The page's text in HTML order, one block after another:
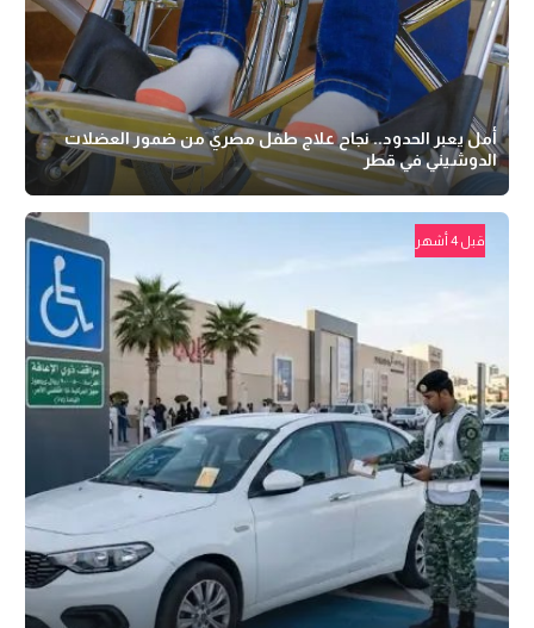
أمل يعبر الحدود.. نجاح علاج طفل مصري من ضمور العضلات
الدوشيني في قطر
قبل 4 أشهر